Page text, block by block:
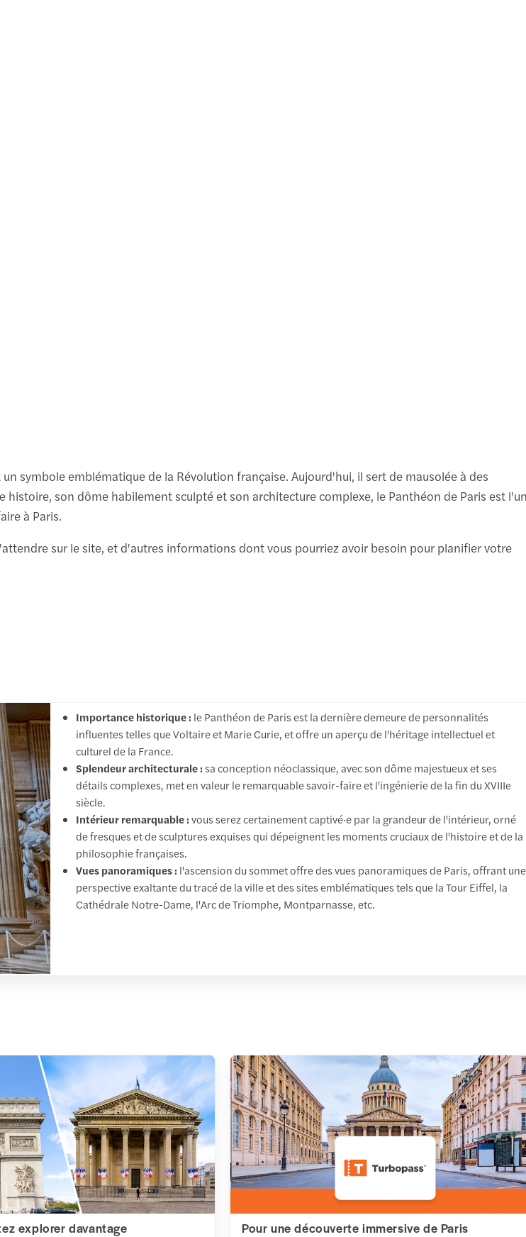
symbole emblématique de la Révolution française. Aujourd'hui, il sert de mausolée à des
histoire, son dôme habilement sculpté et son architecture complexe, le Panthéon de Paris est
à Paris.
sur le site, et d'autres informations dont vous pourriez avoir besoin pour planifier votre
Importance historique : le Panthéon de Paris est la dernière demeure de personnalités
influentes telles que Voltaire et Marie Curie, et offre un aperçu de l'héritage intellectuel et
culturel de la France.
Splendeur architecturale :sa conception néoclassique, avec son dôme majestueux et ses
détails complexes, met en valeur le remarquable savoir-faire et l'ingénierie de la fin du XVIIIe
siècle.
Intérieur remarquable :vous serez certainement captivé·e par la grandeur de l'intérieur, orné
de fresques et de sculptures exquises qui dépeignent les moments cruciaux de l'histoire et de la
philosophie françaises.
Vues panoramiques : l'ascension du sommet offre des vues panoramiques de Paris, offrant une
perspective exaltante du tracé de la ville et des sites emblématiques tels que la Tour Eiffel, la
Cathédrale Notre-Dame, l'Arc de Triomphe, Montparnasse, etc.
explorer davantage Pour une découverte immersive de Paris